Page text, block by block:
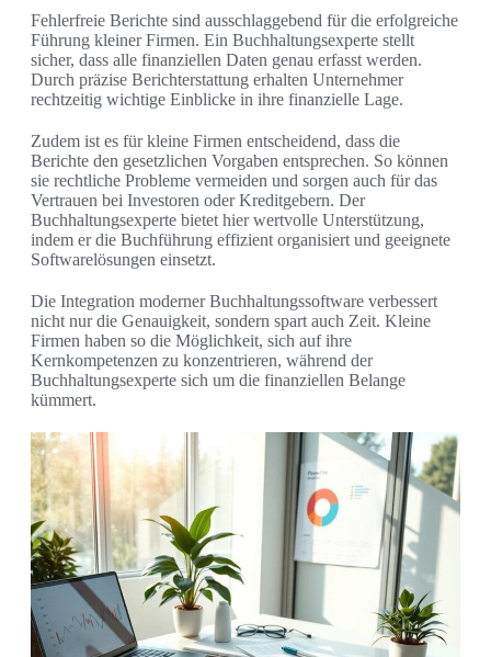
Fehlerfreie Berichte sind ausschlaggebend für die erfolgreiche
Führung kleiner Firmen. Ein Buchhaltungsexperte stellt
sicher, dass alle finanziellen Daten genau erfasst werden.
Durch präzise Berichterstattung erhalten Unternehmer
rechtzeitig wichtige Einblicke in ihre finanzielle Lage.
Zudem ist es für kleine Firmen entscheidend, dass die
Berichte den gesetzlichen Vorgaben entsprechen. So können
sie rechtliche Probleme vermeiden und sorgen auch für das
Vertrauen bei Investoren oder Kreditgebern. Der
Buchhaltungsexperte bietet hier wertvolle Unterstützung,
indem er die Buchführung effizient organisiert und geeignete
Softwarelösungen einsetzt.
Die Integration moderner Buchhaltungssoftware verbessert
nicht nur die Genauigkeit, sondern spart auch Zeit. Kleine
Firmen haben so die Möglichkeit, sich auf ihre
Kernkompetenzen zu konzentrieren, während der
Buchhaltungsexperte sich um die finanziellen Belange
kümmert.